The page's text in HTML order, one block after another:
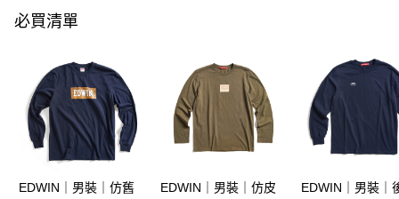
必買清單
EDWIN｜男裝｜仿舊 EDWIN｜男裝｜仿皮 EDWIN｜男裝｜